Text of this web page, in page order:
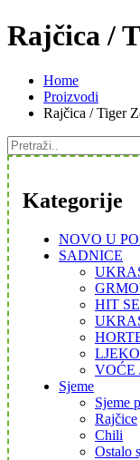
Rajčica /
Home
Proizvodi
Rajčica / Tiger
Kategorije
NOVO U
SADNICE
HIT
VOĆE
Sjeme
Sjeme
Rajčice
Chili
Ostalo